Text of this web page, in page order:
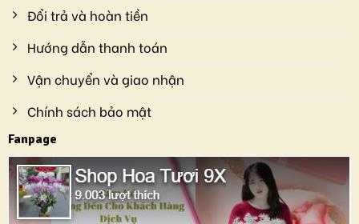
Đổi trả và hoàn tiền
Hướng dẫn thanh toán
Vận chuyển và giao nhận
Chính sách bảo mật
Fanpage